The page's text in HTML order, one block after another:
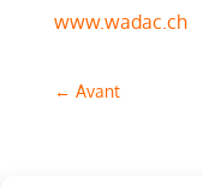
www.wadac.ch
← Avant